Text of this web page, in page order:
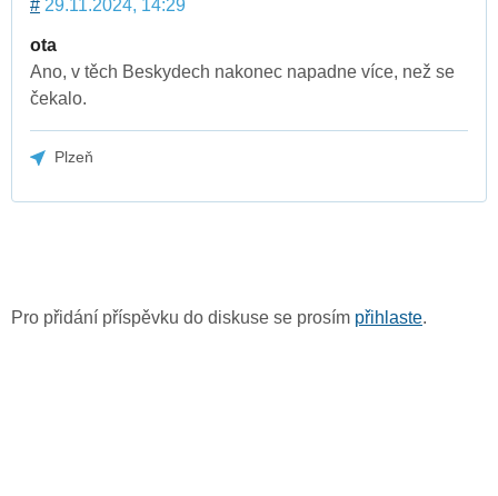
# 29.11.2024, 14:29
ota
Ano, v těch Beskydech nakonec napadne více, než se
čekalo.
Plzeň
Pro přidání příspěvku do diskuse se prosím přihlaste.